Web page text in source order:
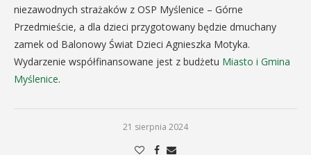
niezawodnych strażaków z OSP Myślenice – Górne
Przedmieście, a dla dzieci przygotowany będzie dmuchany
zamek od Balonowy Świat Dzieci Agnieszka Motyka.
Wydarzenie współfinansowane jest z budżetu Miasto i Gmina
Myślenice.
21 sierpnia 2024